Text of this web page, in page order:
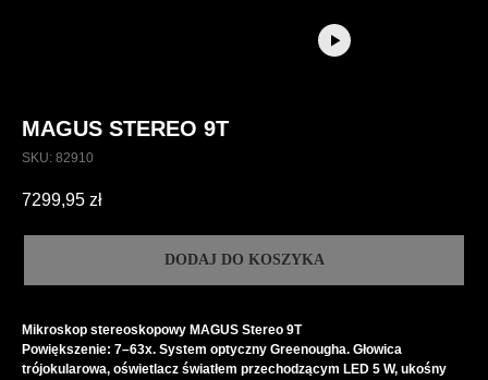
MAGUS STEREO 9T
SKU: 82910
7299,95 zł
DODAJ DO KOSZYKA
Mikroskop stereoskopowy MAGUS Stereo 9T
Powiększenie: 7–63x. System optyczny Greenougha. Głowica
trójokularowa, oświetlacz światłem przechodzącym LED 5 W, ukośny